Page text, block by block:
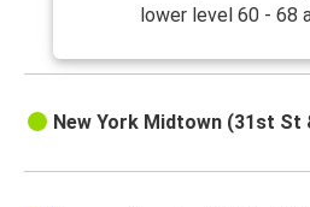
lower level 60 - 68
New York Midtown (31st St